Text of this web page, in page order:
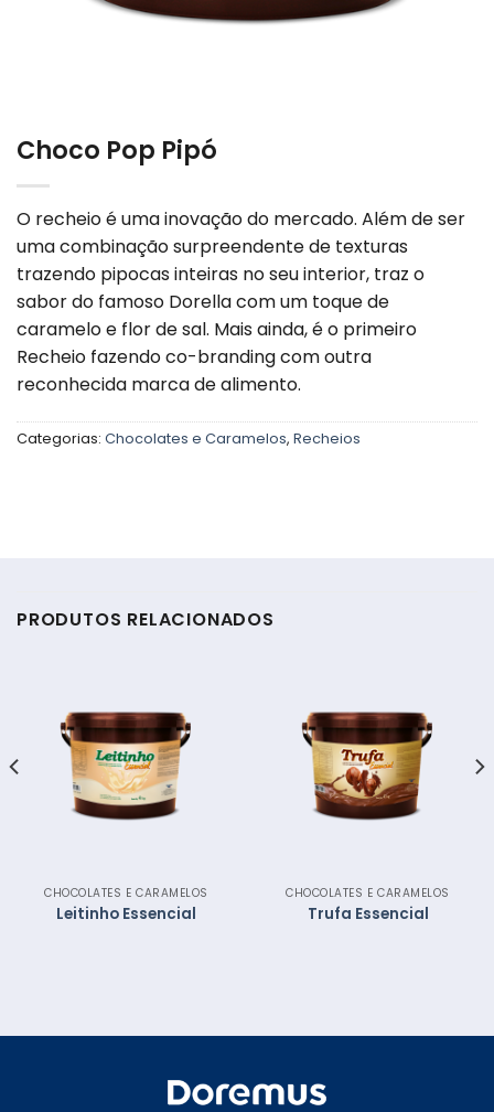
Choco Pop Pipó
O recheio é uma inovação do mercado. Além de ser
uma combinação surpreendente de texturas
trazendo pipocas inteiras no seu interior, traz o
sabor do famoso Dorella com um toque de
caramelo e flor de sal. Mais ainda, é o primeiro
Recheio fazendo co-branding com outra
reconhecida marca de alimento.
Categorias: Chocolates e Caramelos, Recheios
PRODUTOS RELACIONADOS
CHOCOLATES E CARAMELOS
Leitinho Essencial
CHOCOLATES E CARAMELOS
Trufa Essencial